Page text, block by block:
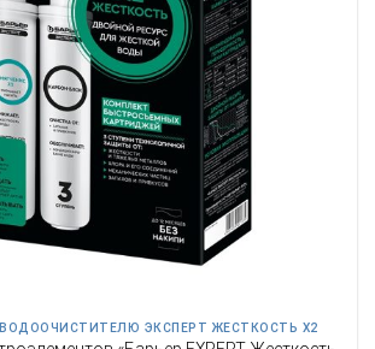
ЭКСПЕРТ ЖЕСТКОСТЬ Х2